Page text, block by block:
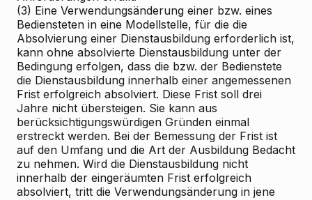
(3) Eine Verwendungsänderung einer bzw. eines
Bediensteten in eine Modellstelle, für die die
Absolvierung einer Dienstausbildung erforderlich ist,
kann ohne absolvierte Dienstausbildung unter der
Bedingung erfolgen, dass die bzw. der Bedienstete
die Dienstausbildung innerhalb einer angemessenen
Frist erfolgreich absolviert. Diese Frist soll drei
Jahre nicht übersteigen. Sie kann aus
berücksichtigungswürdigen Gründen einmal
erstreckt werden. Bei der Bemessung der Frist ist
auf den Umfang und die Art der Ausbildung Bedacht
zu nehmen. Wird die Dienstausbildung nicht
innerhalb der eingeräumten Frist erfolgreich
absolviert, tritt die Verwendungsänderung in jene